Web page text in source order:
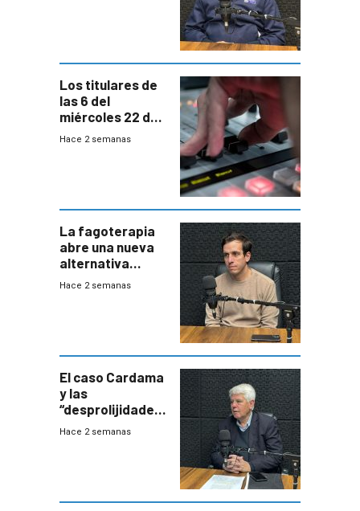
Los titulares de
las 6 del
miércoles 22 de
julio de 2026
Hace 2 semanas
La fagoterapia
abre una nueva
alternativa
contra bacterias
innovadora
Hace 2 semanas
El caso Cardama
y las
“desprolijidades”
que la
Hace 2 semanas